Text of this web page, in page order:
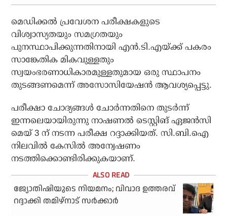
മെഡിക്കൽ പ്രവേശന പരീക്ഷകളുടെ
വിശ്വാസ്യതയും സമഗ്രതയും
പുനസ്ഥാപിക്കുന്നതിനായി എൻ.ടി.എയ്ക്ക് പകരം
സാങ്കേതിക മികവുള്ളതും
സ്വയംഭരണാധികാരമുള്ളതുമായ ഒരു സ്ഥാപനം
തുടങ്ങണമെന്ന് അസോസിയേഷൻ ആവശ്യപ്പെട്ടു.
പരീക്ഷാ ചോദ്യങ്ങൾ ചോർന്നതിനെ തുടർന്ന്
ഇന്നലെയായിരുന്നു നാഷണൽ ടെസ്റ്റിങ് ഏജൻസി
മെയ് 3 ന് നടന്ന പരീക്ഷ റദ്ദാക്കിയത്. സി.ബി.ഐ
നിലവിൽ കേസിൽ അന്വേഷണം
നടത്തിക്കൊണ്ടിരിക്കുകയാണ്.
ജ്യോതിഷിയുടെ നിയമനം; വിവാദ ഉത്തരവ്
റദ്ദാക്കി തമിഴ്‌നാട് സര്‍ക്കാര്‍